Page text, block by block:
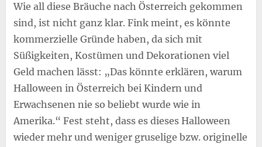
Wie all diese Bräuche nach Österreich gekommen
sind, ist nicht ganz klar. Fink meint, es könnte
kommerzielle Gründe haben, da sich mit
Süßigkeiten, Kostümen und Dekorationen viel
Geld machen lässt: „Das könnte erklären, warum
Halloween in Österreich bei Kindern und
Erwachsenen nie so beliebt wurde wie in
Amerika.“ Fest steht, dass es dieses Halloween
wieder mehr und weniger gruselige bzw. originelle